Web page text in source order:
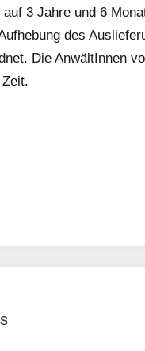
3 Jahre und 6
des
Die AnwältInnen